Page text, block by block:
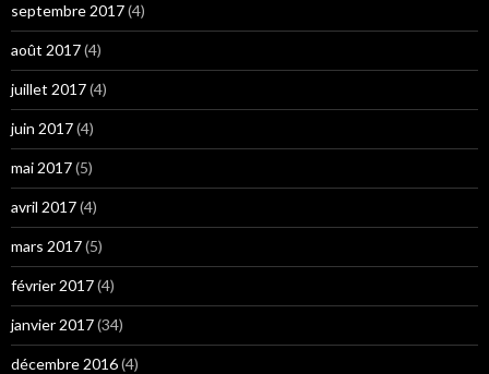
septembre 2017(4)
août 2017(4)
juillet 2017(4)
juin 2017(4)
mai 2017(5)
avril 2017(4)
mars 2017(5)
février 2017(4)
janvier 2017(34)
décembre 2016(4)